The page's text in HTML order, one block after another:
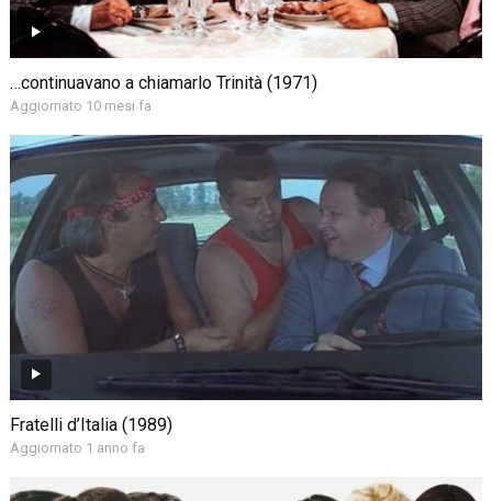
…continuavano a chiamarlo Trinità (1971)
Aggiornato 10 mesi fa
Fratelli d’Italia (1989)
Aggiornato 1 anno fa